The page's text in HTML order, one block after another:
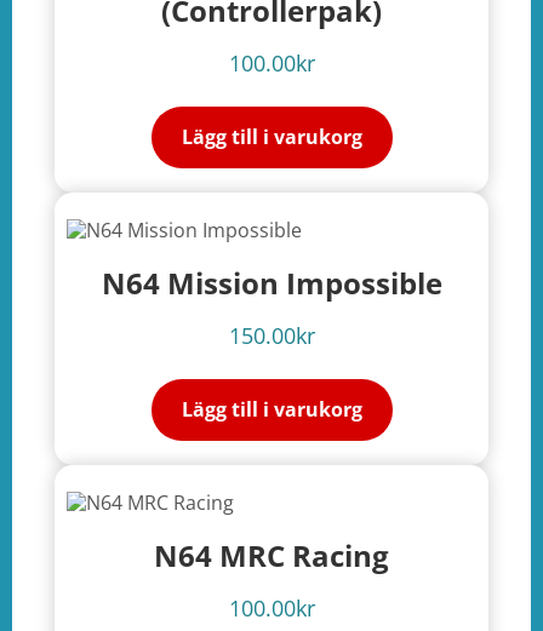
(Controllerpak)
100.00kr
Lägg till i varukorg
N64 Mission Impossible
150.00kr
Lägg till i varukorg
N64 MRC Racing
100.00kr